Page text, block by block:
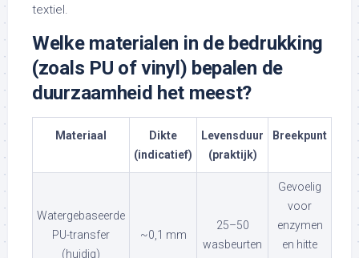
textiel.
Welke materialen in de bedrukking
(zoals PU of vinyl) bepalen de
duurzaamheid het meest?
Materiaal
Dikte
(indicatief)
Levensduur
(praktijk)
Breekpunt
Watergebaseerde
PU-transfer
(huidig)
~0,1 mm
25–50
wasbeurten
Gevoelig
voor
enzymen
en hitte